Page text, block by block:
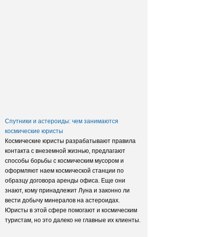
Спутники и астероиды: чем занимаются
космические юристы
Космические юристы разрабатывают правила
контакта с внеземной жизнью, предлагают
способы борьбы с космическим мусором и
оформляют наем космической станции по
образцу договора аренды офиса. Еще они
знают, кому принадлежит Луна и законно ли
вести добычу минералов на астероидах.
Юристы в этой сфере помогают и космическим
туристам, но это далеко не главные их клиенты.